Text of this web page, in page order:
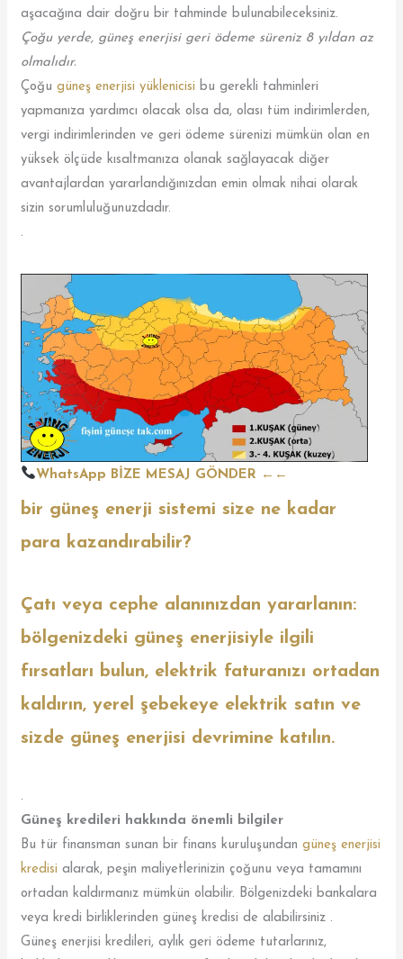
aşacağına dair doğru bir tahminde bulunabileceksiniz.
Çoğu yerde, güneş enerjisi geri ödeme süreniz 8 yıldan az
olmalıdır.
Çoğugüneş enerjisi yüklenicisi bu gerekli tahminleri
yapmanıza yardımcı olacak olsa da, olası tüm indirimlerden,
vergi indirimlerinden ve geri ödeme sürenizi mümkün olan en
yüksek ölçüde kısaltmanıza olanak sağlayacak diğer
avantajlardan yararlandığınızdan emin olmak nihai olarak
sizin sorumluluğunuzdadır.
.
WhatsApp BİZE MESAJ GÖNDER ←←
bir güneş enerji sistemi size ne kadar
para kazandırabilir?
Çatı veya cephe alanınızdan yararlanın:
bölgenizdeki güneş enerjisiyle ilgili
fırsatları bulun, elektrik faturanızı ortadan
kaldırın, yerel şebekeye elektrik satın ve
sizde güneş enerjisi devrimine katılın.
.
Güneş kredileri hakkında önemli bilgiler
Bu tür finansman sunan bir finans kuruluşundangüneş enerjisi
kredisi alarak, peşin maliyetlerinizin çoğunu veya tamamını
ortadan kaldırmanız mümkün olabilir. Bölgenizdeki bankalara
veya kredi birliklerinden güneş kredisi de alabilirsiniz .
Güneş enerjisi kredileri, aylık geri ödeme tutarlarınız,